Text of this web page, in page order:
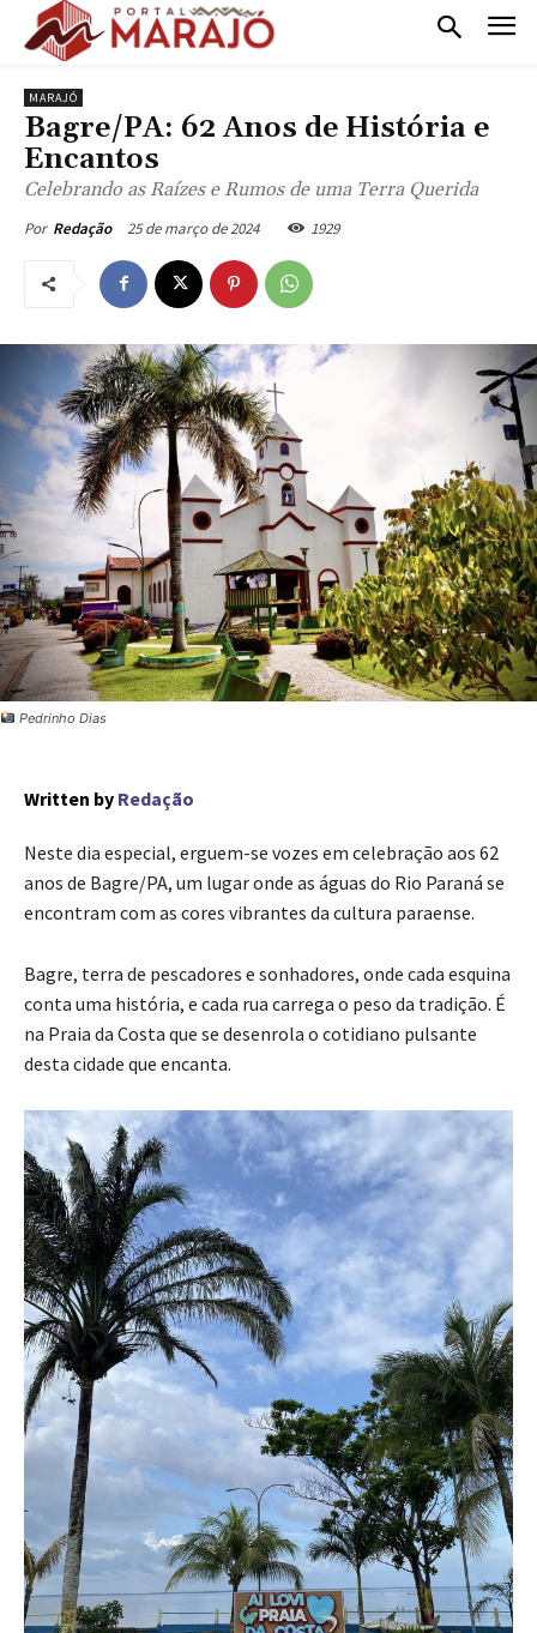
MARAJÓ
Bagre/PA: 62 Anos de História e
Encantos
Celebrando as Raízes e Rumos de uma Terra Querida
Por Redação 25 de março de 2024 1929
Pedrinho Dias
Written by Redação
Neste dia especial, erguem-se vozes em celebração aos 62
anos de Bagre/PA, um lugar onde as águas do Rio Paraná se
encontram com as cores vibrantes da cultura paraense.
Bagre, terra de pescadores e sonhadores, onde cada esquina
conta uma história, e cada rua carrega o peso da tradição. É
na Praia da Costa que se desenrola o cotidiano pulsante
desta cidade que encanta.